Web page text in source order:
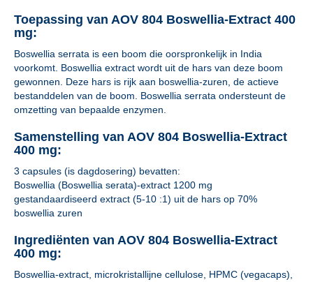
Toepassing van AOV 804 Boswellia-Extract 400
mg:
Boswellia serrata is een boom die oorspronkelijk in India
voorkomt. Boswellia extract wordt uit de hars van deze boom
gewonnen. Deze hars is rijk aan boswellia-zuren, de actieve
bestanddelen van de boom. Boswellia serrata ondersteunt de
omzetting van bepaalde enzymen.
Samenstelling van AOV 804 Boswellia-Extract
400 mg:
3 capsules (is dagdosering) bevatten:
Boswellia (Boswellia serata)-extract 1200 mg
gestandaardiseerd extract (5-10 :1) uit de hars op 70%
boswellia zuren
Ingrediënten van AOV 804 Boswellia-Extract
400 mg:
Boswellia-extract, microkristallijne cellulose, HPMC (vegacaps),